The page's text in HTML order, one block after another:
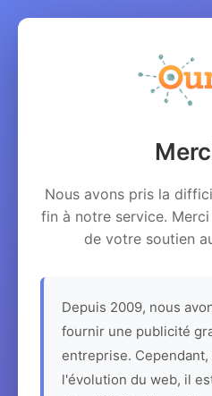
Nous avons pris la
fin à notre service.
de votre soutien
Depuis 2009, nous
fournir une publicité
entreprise. Cependant,
l'évolution du web, il